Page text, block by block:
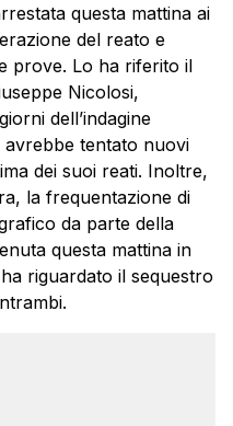
questa mattina ai
del reato e
prove. Lo ha riferito il
Nicolosi,
dell’indagine
avrebbe tentato nuovi
dei suoi reati. Inoltre,
la frequentazione di
da parte della
questa mattina in
riguardato il sequestro